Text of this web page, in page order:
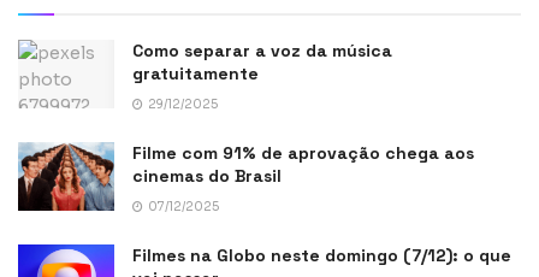
Como separar a voz da música
gratuitamente
29/12/2025
Filme com 91% de aprovação chega aos
cinemas do Brasil
07/12/2025
Filmes na Globo neste domingo (7/12): o que